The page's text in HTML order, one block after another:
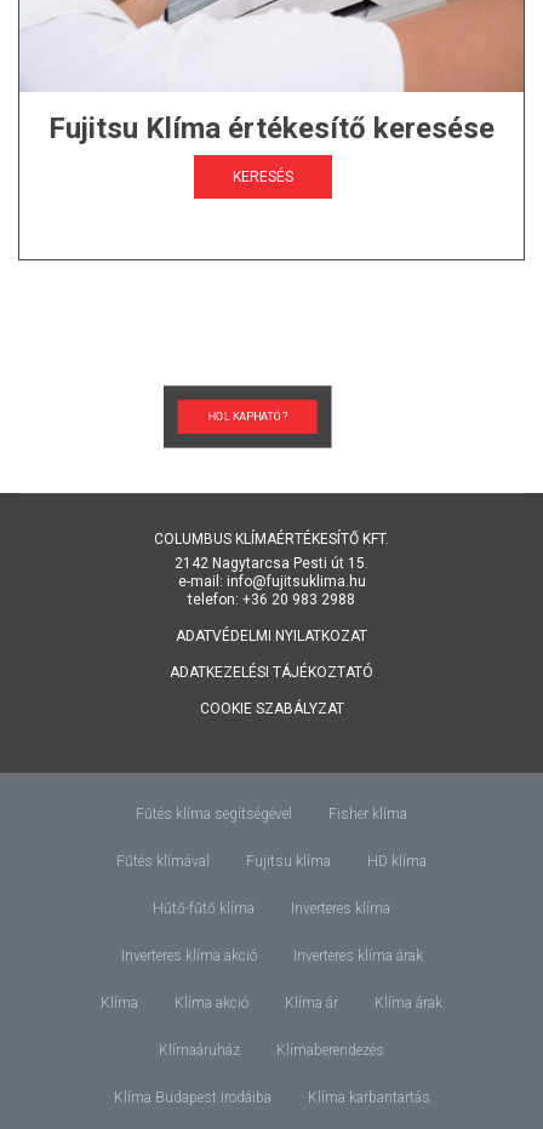
Fujitsu Klíma értékesítő keresése
KERESÉS
HOL KAPHATÓ?
COLUMBUS KLÍMAÉRTÉKESÍTŐ KFT.
2142 Nagytarcsa Pesti út 15.
e-mail: info@fujitsuklima.hu
telefon: +36 20 983 2988
ADATVÉDELMI NYILATKOZAT
ADATKEZELÉSI TÁJÉKOZTATÓ
COOKIE SZABÁLYZAT
Fűtés klíma segítségével Fisher klíma
Fűtés klímával Fujitsu klíma HD klíma
Hűtő-fűtő klíma Inverteres klíma
Inverteres klíma akció Inverteres klíma árak
Klíma Klíma akció Klíma ár Klíma árak
Klímaáruház Klímaberendezés
Klíma Budapest irodáiba Klíma karbantartás